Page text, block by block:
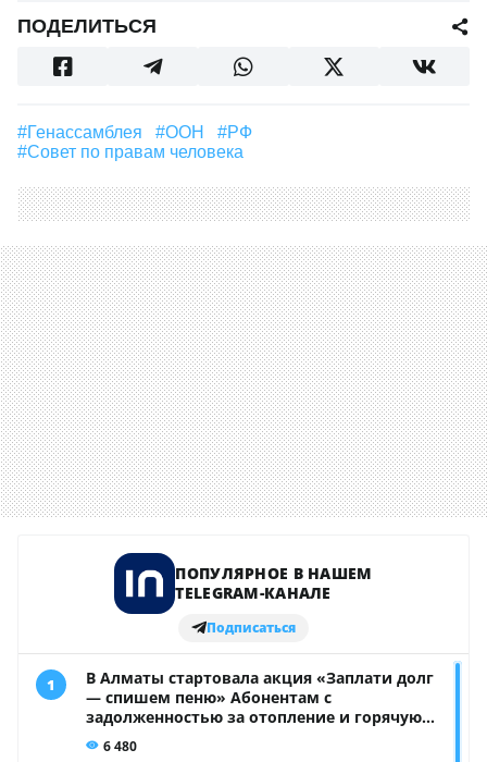
ПОДЕЛИТЬСЯ
#Генассамблея #ООН
#РФ
#Совет по правам человека